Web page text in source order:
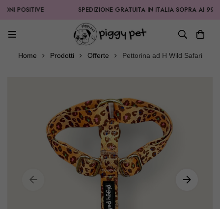
SPEDIZIONE GRATUITA IN ITALIA SOPRA AI 99,90€
Home Prodotti Offerte Pettorina ad H Wild Safari